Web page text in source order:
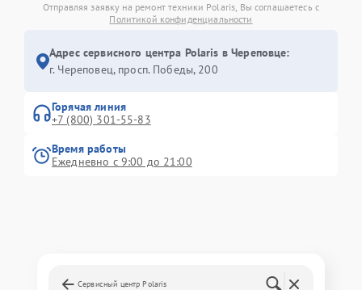
Отправляя заявку на ремонт техники Polaris, Вы соглашаетесь с
Политикой конфиденциальности
Адрес сервисного центра Polaris в Череповце:
г. Череповец, просп. Победы, 200
Горячая линия
+7 (800) 301-55-83
Время работы
Ежедневно с 9:00 до 21:00
Сервисный центр Polaris